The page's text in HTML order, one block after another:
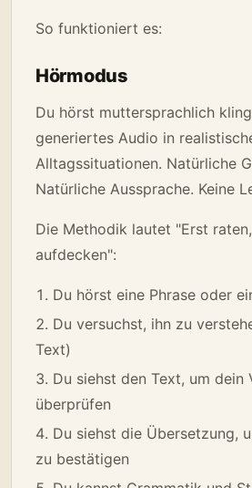
So funktioniert es:
Hörmodus
Du hörst muttersprachlich
generiertes Audio in
Alltagssituationen. Natürliche
Natürliche Aussprache. Keine
Die Methodik lautet "Erst
aufdecken":
Du hörst eine Phrase oder
Du versuchst, ihn zu
Text)
Du siehst den Text, um dein
überprüfen
Du siehst die Übersetzung,
zu bestätigen